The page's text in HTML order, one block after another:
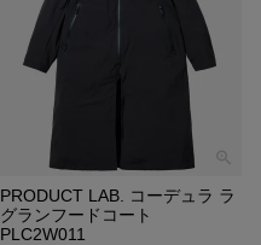
PRODUCT LAB. コーデュラ ラ
グランフードコート
PLC2W011